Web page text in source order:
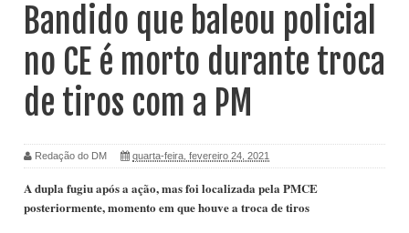
Bandido que baleou policial
no CE é morto durante troca
de tiros com a PM
Redação do DM quarta-feira, fevereiro 24, 2021
A dupla fugiu após a ação, mas foi localizada pela PMCE
posteriormente, momento em que houve a troca de tiros